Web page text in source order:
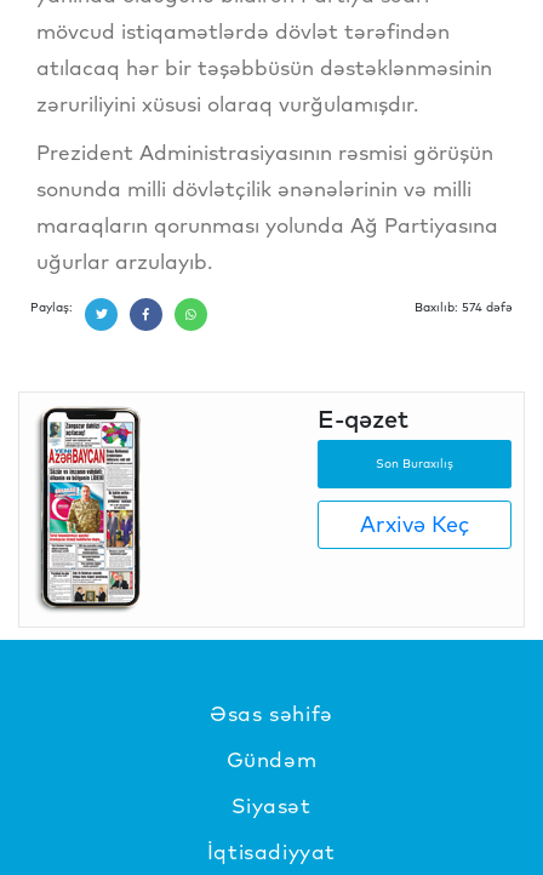
mövcud istiqamətlərdə dövlət tərəfindən
atılacaq hər bir təşəbbüsün dəstəklənməsinin
zəruriliyini xüsusi olaraq vurğulamışdır.
Prezident Administrasiyasının rəsmisi görüşün
sonunda milli dövlətçilik ənənələrinin və milli
maraqların qorunması yolunda Ağ Partiyasına
uğurlar arzulayıb.
Paylaş: Baxılıb: 574 dəfə
E-qəzet
Son Buraxılış
Arxivə Keç
Əsas səhifə
Gündəm
Siyasət
İqtisadiyyat